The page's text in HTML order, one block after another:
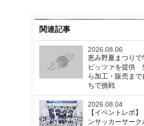
関連記事
2026.08.06
恵み野夏まつりで
ピッツァを提供
ら加工・販売まで
ちで挑戦
2026.08.04
【イベントレポ
ンサッカーサーク